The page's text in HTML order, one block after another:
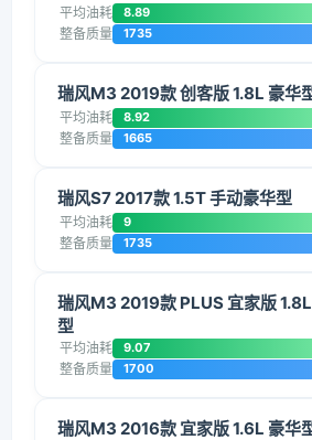
平均油耗 8.89
整备质量 1735
瑞风M3 2019款 创客版 1.8L 豪华
平均油耗 8.92
整备质量 1665
瑞风S7 2017款 1.5T 手动豪华型
平均油耗 9
整备质量 1735
瑞风M3 2019款 PLUS 宜家版
型
平均油耗 9.07
整备质量 1700
瑞风M3 2016款 宜家版 1.6L 豪华